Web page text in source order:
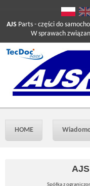
AJS Parts - części do
W sprawach związanych
HOME
Spółka z